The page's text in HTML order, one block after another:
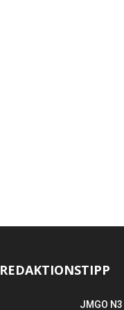
REDAKTIONSTIPP
JMGO